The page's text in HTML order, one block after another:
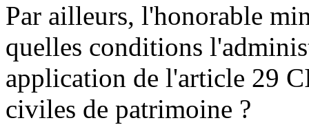
Par ailleurs, l'honorable
quelles conditions
application de l'article 29
civiles de patrimoine ?